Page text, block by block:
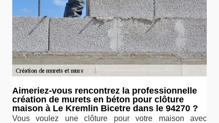
Aimeriez-vous rencontrez la professionnelle
création de murets en béton pour clôture
maison à Le Kremlin Bicetre dans le 94270 ?
Vous voulez une clôture pour votre maison avec